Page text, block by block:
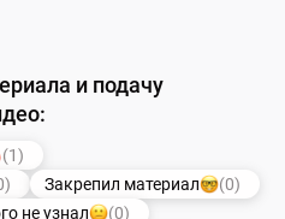
и подачу
(1)
Закрепил материал
(0)
не узнал
(0)